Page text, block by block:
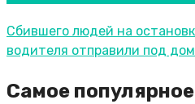
Сбившего людей на
водителя отправили под
Самое популярное